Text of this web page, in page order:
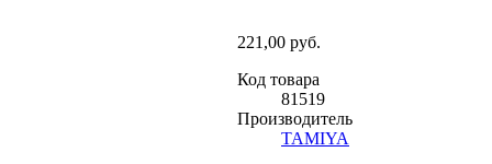
221,00 руб.
Код товара
81519
Производитель
TAMIYA